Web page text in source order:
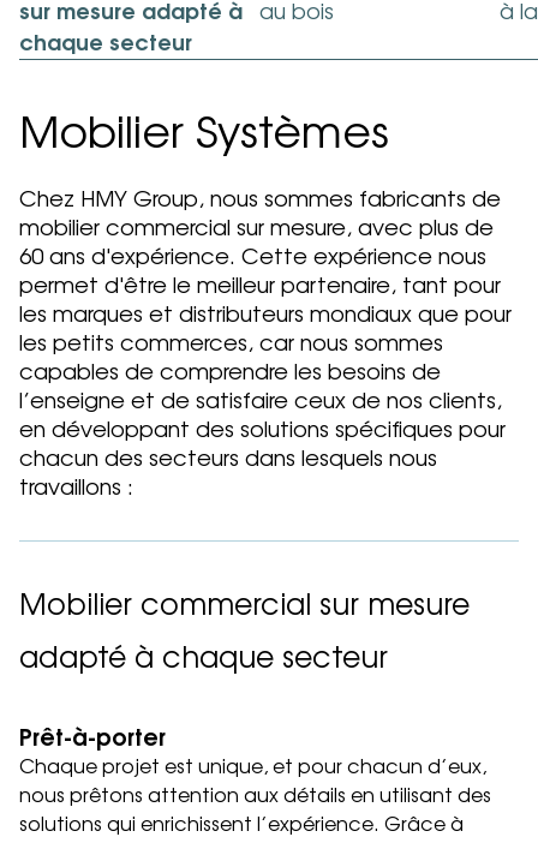
SmartEco
Secteurs
Développement durable
Études de cas
Blog
Travailler chez HMY
Contact
sur mesure adapté à
chaque secteur
au bois
à
Mobilier Systèmes
Chez HMY Group, nous sommes fabricants de
mobilier commercial sur mesure, avec plus de
60 ans d'expérience. Cette expérience nous
permet d'être le meilleur partenaire, tant pour
les marques et distributeurs mondiaux que pour
les petits commerces, car nous sommes
capables de comprendre les besoins de
l’enseigne et de satisfaire ceux de nos clients,
en développant des solutions spécifiques pour
chacun des secteurs dans lesquels nous
travaillons :
Mobilier commercial sur mesure
adapté à chaque secteur
Prêt-à-porter
Chaque projet est unique, et pour chacun d’eux,
nous prêtons attention aux détails en utilisant des
solutions qui enrichissent l’expérience. Grâce à